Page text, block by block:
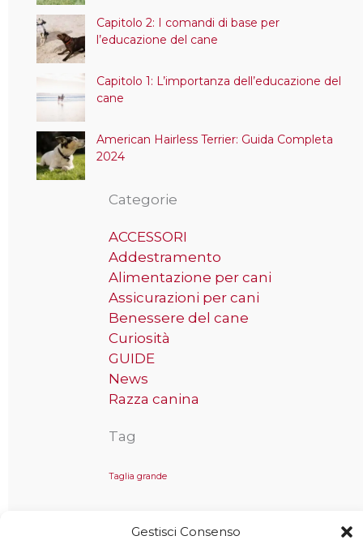
Gestisci Consenso
Capitolo 2: I comandi di base per
l’educazione del cane
Capitolo 1: L’importanza dell’educazione del
cane
American Hairless Terrier: Guida Completa
2024
Categorie
ACCESSORI
Addestramento
Alimentazione per cani
Assicurazioni per cani
Benessere del cane
Curiosità
GUIDE
News
Razza canina
Tag
Taglia grande